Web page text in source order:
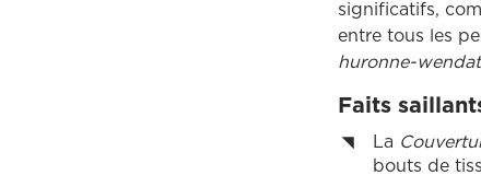
significatifs,
entre tous les
huronne-wendat
Faits
La
bouts de